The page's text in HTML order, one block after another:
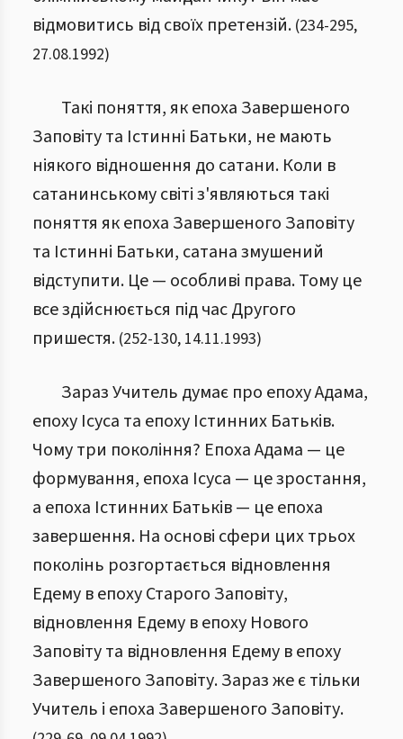
відмовитись від своїх претензій. (234-295,
27.08.1992)
Такі поняття, як епоха Завершеного
Заповіту та Істинні Батьки, не мають
ніякого відношення до сатани. Коли в
сатанинському світі з'являються такі
поняття як епоха Завершеного Заповіту
та Істинні Батьки, сатана змушений
відступити. Це — особливі права. Тому це
все здійснюється під час Другого
пришестя. (252-130, 14.11.1993)
Зараз Учитель думає про епоху Адама,
епоху Ісуса та епоху Істинних Батьків.
Чому три покоління? Епоха Адама — це
формування, епоха Ісуса — це зростання,
а епоха Істинних Батьків — це епоха
завершення. На основі сфери цих трьох
поколінь розгортається відновлення
Едему в епоху Старого Заповіту,
відновлення Едему в епоху Нового
Заповіту та відновлення Едему в епоху
Завершеного Заповіту. Зараз же є тільки
Учитель і епоха Завершеного Заповіту.